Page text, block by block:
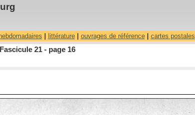
littérature| ouvrages de référence| cartes postales
21 - page 16